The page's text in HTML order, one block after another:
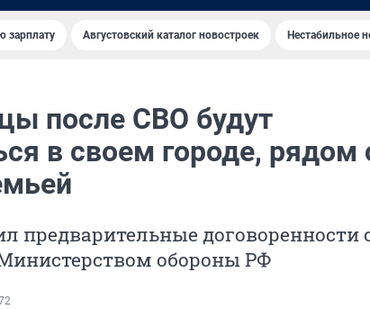
зарплату Августовский каталог новостроек Нестабильное
после СВО будут
в своем городе, рядом
предварительные договоренности
обороны РФ